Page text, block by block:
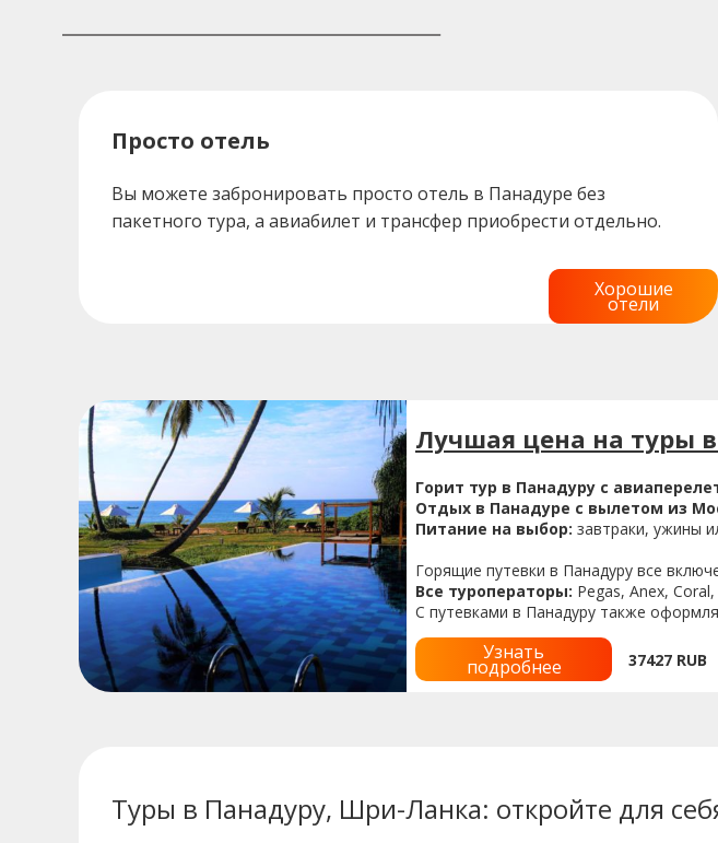
Просто отель
Вы можете забронировать просто отель в Панадуре без
пакетного тура, а авиабилет и трансфер приобрести отдельно.
Хорошие
отели
Лучшая цена на туры
Горит тур в Панадуру с
Отдых в Панадуре с вылетом из
Питание на выбор: завтраки, ужины
Горящие путевки в Панадуру все
Все туроператоры: Pegas, Anex,
С путевками в Панадуру также
Узнать
подробнее 37427 RUB
Туры в Панадуру, Шри-Ланка: откройте для